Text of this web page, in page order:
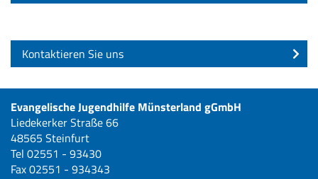
Kontaktieren Sie uns
Evangelische Jugendhilfe Münsterland gGmbH
Liedekerker Straße 66
48565 Steinfurt
Tel 02551 - 93430
Fax 02551 - 934343